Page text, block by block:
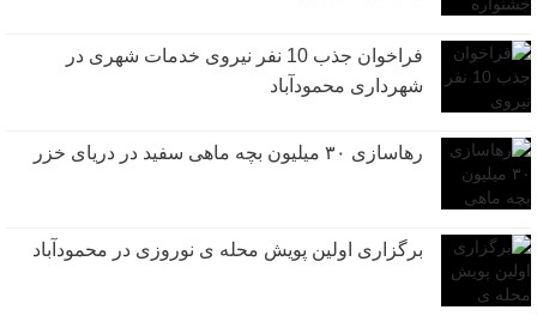
فراخوان جذب 10 نفر نیروی خدمات شهری در
شهرداری محمودآباد
رهاسازی ۳۰ میلیون بچه ماهی سفید در دریای خزر
برگزاری اولین پویش محله ی نوروزی در محمودآباد